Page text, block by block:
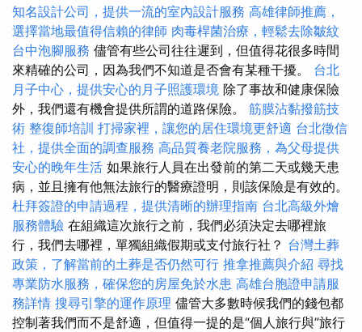
知名設計公司，提供一流的室內設計服務 高雄律師推薦，
選擇當地最值得信賴的律師 肉毒桿菌治療，輕鬆去除皺紋
台中泡腳服務 儘管有些公司往往遲到，但值得花很多時間
來精確的公司，因為我們不知道是否會有某種干擾。 台北
月子中心，提供安心的月子照護環境 除了事故和健康保險
外，我們還有機會提供所謂的道路保險。 筋膜沾黏撥筋技
術 整復師培訓 打掃家裡，讓您的居住環境更舒適 台北徵信
社，提供全面的調查服務 高品質養老院服務，為父母提供
安心的晚年生活 如果旅行人員在出發前的第二天或幾天患
病，並且擁有他無法旅行的醫療證明，則該保險是有效的。
杜拜簽證的申請過程，提供清晰的辦理指南 台北高級外燴
服務體驗 在組織這次旅行之前，我們必須決定去哪裡旅
行，我們去哪裡，單獨組織假期或支付旅行社？ 台灣土葬
政策，了解當前的土葬是否仍然可行 推拿推薦與介紹 尋找
專業防水服務，確保您的房屋免於水患 高雄台胞證申請服
務詳情 搜尋引擎的運作原理 儘管大多數時候我們的錢包都
控制著我們而不是舒適，但值得一提的是“個人旅行與”旅行